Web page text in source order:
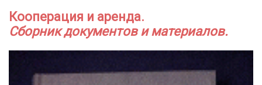
Кооперация и аренда.
Сборник документов и материалов.